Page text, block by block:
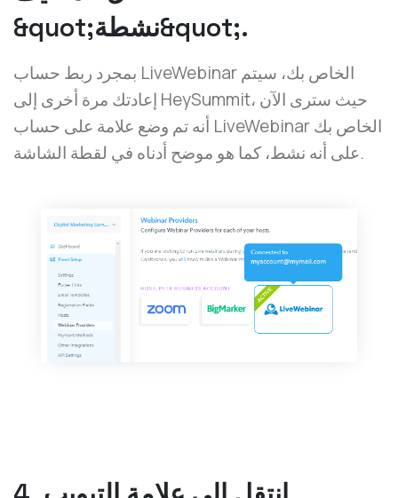
&quot;نشطة&quot;.
بمجرد ربط حساب LiveWebinar الخاص بك، سيتم
إعادتك مرة أخرى إلى HeySummit، حيث سترى الآن
أنه تم وضع علامة على حساب LiveWebinar الخاص بك
على أنه نشط، كما هو موضح أدناه في لقطة الشاشة.